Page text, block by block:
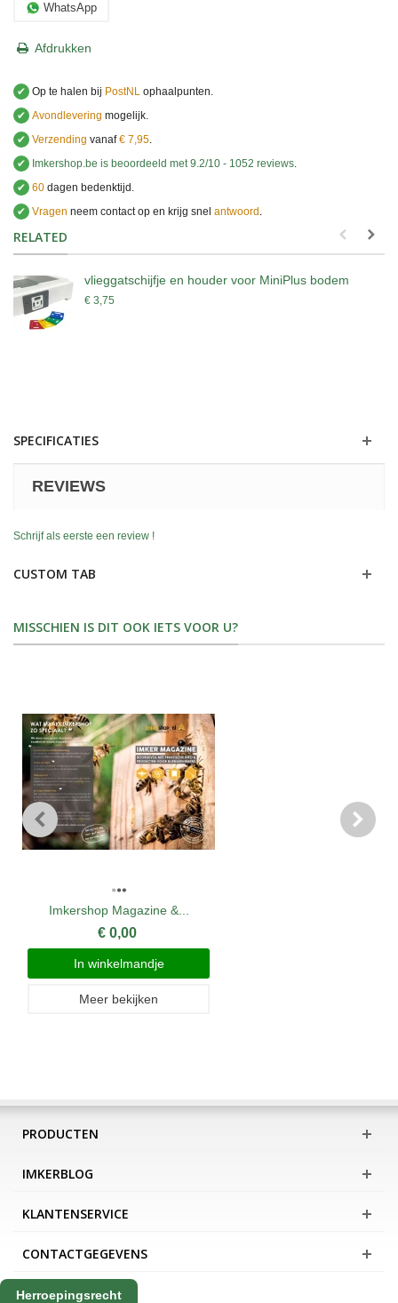
WhatsApp
Afdrukken
✔ Op te halen bij PostNL ophaalpunten.
✔ Avondlevering mogelijk.
✔ Verzending vanaf€ 7,95
✔
Imkershop.be is beoordeeld met 9.2/10 - 1052 reviews
✔ 60 dagen bedenktijd.
✔ Vragen neem contact op en krijg snel antwoord
RELATED
vlieggatschijfje en houder voor MiniPlus bodem
€ 3,75
SPECIFICATIES
REVIEWS
Schrijf als eerste een review !
CUSTOM TAB
MISSCHIEN IS DIT OOK IETS VOOR U?
Imkershop Magazine &...
€ 0,00
In winkelmandje
Meer bekijken
PRODUCTEN
IMKERBLOG
KLANTENSERVICE
CONTACTGEGEVENS
Herroepingsrecht